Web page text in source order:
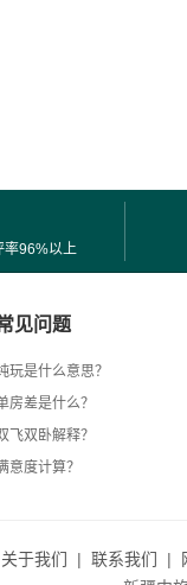
率96%以上
见问题
玩是什么意思？
房差是什么？
飞双卧解释？
意度计算？
关于我们 | 联系我们 |